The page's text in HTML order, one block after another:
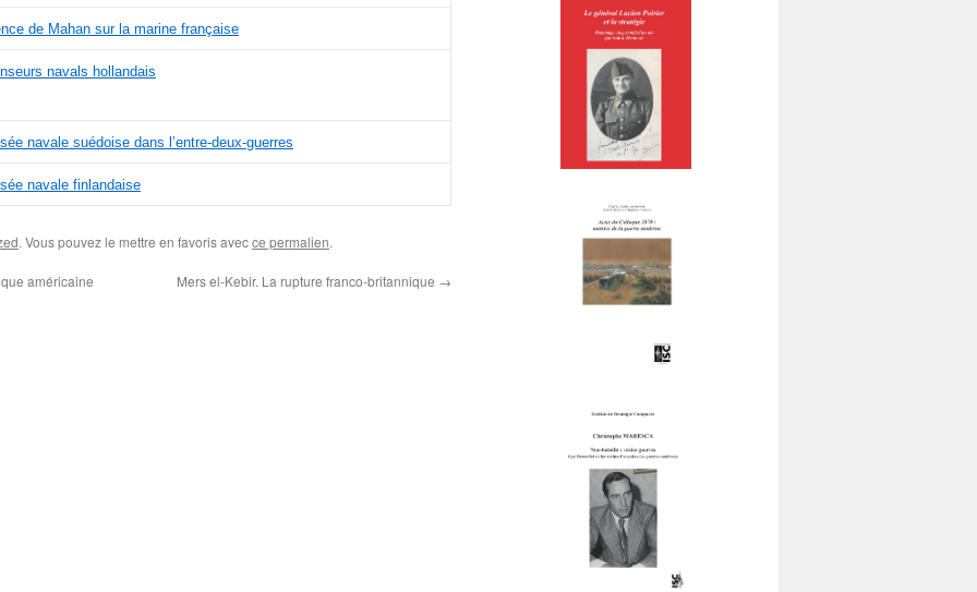
de Mahan sur la marine française
navals hollandais
navale suédoise dans l’entre-deux-guerres
navale finlandaise
. Vous pouvez le mettre en favoris avecce permalien.
américaine Mers el-Kebir. La rupture franco-britannique →